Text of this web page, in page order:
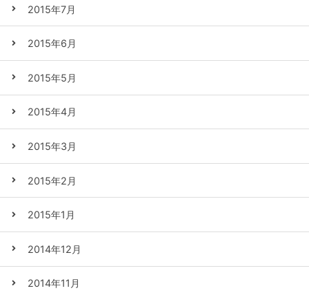
2015年7月
2015年6月
2015年5月
2015年4月
2015年3月
2015年2月
2015年1月
2014年12月
2014年11月